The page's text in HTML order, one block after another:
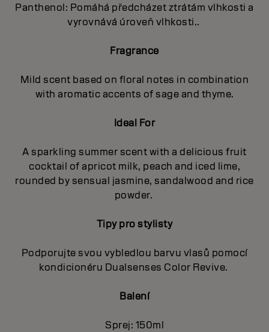
Panthenol: Pomáhá předcházet ztrátám vlhkosti a
vyrovnává úroveň vlhkosti..
Fragrance
Mild scent based on floral notes in combination
with aromatic accents of sage and thyme.
Ideal For
A sparkling summer scent with a delicious fruit
cocktail of apricot milk, peach and iced lime,
rounded by sensual jasmine, sandalwood and rice
powder.
Tipy pro stylisty
Podporujte svou vybledlou barvu vlasů pomocí
kondicionéru Dualsenses Color Revive.
Balení
Sprej: 150ml